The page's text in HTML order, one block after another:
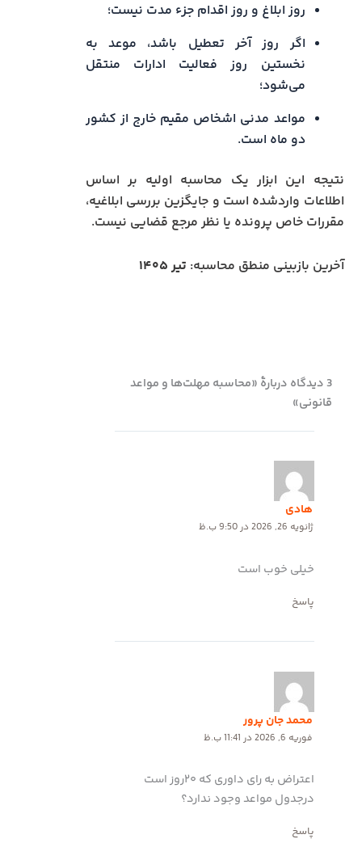
روز ابلاغ و روز اقدام جزء مدت نیست؛
اگر روز آخر تعطیل باشد، موعد به
نخستین روز فعالیت ادارات منتقل
می‌شود؛
مواعد مدنی اشخاص مقیم خارج از کشور
دو ماه است.
نتیجه این ابزار یک محاسبه اولیه بر اساس
اطلاعات واردشده است و جایگزین بررسی ابلاغیه،
مقررات خاص پرونده یا نظر مرجع قضایی نیست.
آخرین بازبینی منطق محاسبه: تیر ۱۴۰۵
3 دیدگاه دربارهٔ «محاسبه مهلت‌ها و مواعد
قانونی»
هادی
ژانویه 26, 2026 در 9:50 ب.ظ
خیلی خوب است
پاسخ
محمد جان پرور
فوریه 6, 2026 در 11:41 ب.ظ
اعتراض به رای داوری که ۲۰روز است
درجدول مواعد وجود ندارد؟
پاسخ